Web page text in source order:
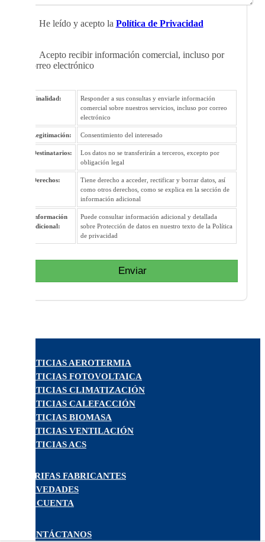
He leído y acepto la Política de Privacidad
Acepto recibir información comercial, incluso por
correo electrónico
Finalidad:
Responder a sus consultas y enviarle información
comercial sobre nuestros servicios, incluso por correo
electrónico
Legitimación: Consentimiento del interesado
Destinatarios:
Los datos no se transferirán a terceros, excepto por
obligación legal
Derechos:
Tiene derecho a acceder, rectificar y borrar datos, así
como otros derechos, como se explica en la sección de
información adicional
Información
adicional:
Puede consultar información adicional y detallada
sobre Protección de datos en nuestro texto de la Política
de privacidad
Enviar
NOTICIAS AEROTERMIA
NOTICIAS FOTOVOLTAICA
NOTICIAS CLIMATIZACIÓN
NOTICIAS CALEFACCIÓN
NOTICIAS BIOMASA
NOTICIAS VENTILACIÓN
NOTICIAS ACS
TARIFAS FABRICANTES
NOVEDADES
MI CUENTA
CONTÁCTANOS